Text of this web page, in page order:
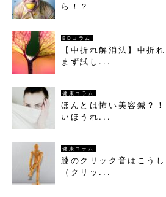
ら！？
EDコラム
【中折れ解消法】中折
まず試し...
健康コラム
ほんとは怖い美容鍼？
いほうれ...
健康コラム
膝のクリック音はこう
（クリッ...